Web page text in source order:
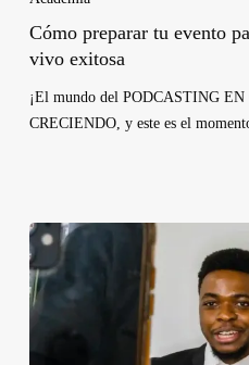
Cómo preparar tu evento
vivo exitosa
¡El mundo del PODCASTING
CRECIENDO, y este es el